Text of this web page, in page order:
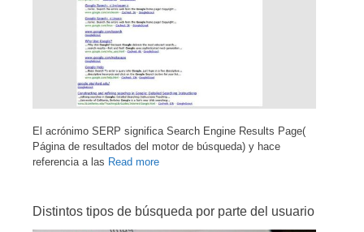
El acrónimo SERP significa Search Engine Results Page(
Página de resultados del motor de búsqueda) y hace
referencia a las Read more
Distintos tipos de búsqueda por parte del usuario